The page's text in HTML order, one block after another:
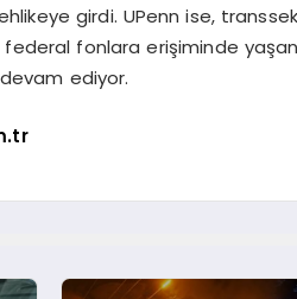
girdi. UPenn ise,
federal fonlara erişiminde
ediyor.